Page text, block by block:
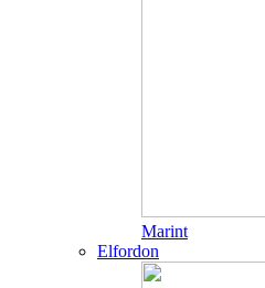
Marint
Elfordon